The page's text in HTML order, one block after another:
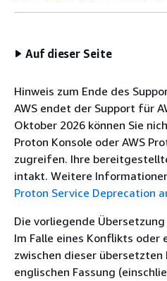
Auf dieser Seite
Hinweis zum Ende des
AWS endet der Support für
Oktober 2026 können Sie
Proton Konsole oder AWS
zugreifen. Ihre
intakt. Weitere
Proton Service Deprecation
Die vorliegende
Im Falle eines Konflikts oder
zwischen dieser übersetzten
englischen Fassung